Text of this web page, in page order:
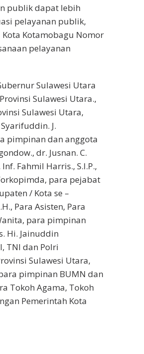
publik dapat lebih
pelayanan publik,
Kotamobagu Nomor
pelayanan
Sulawesi Utara
Sulawesi Utara.,
Sulawesi Utara,
J.
pimpinan dan anggota
dr. Jusnan. C.
Fahmil Harris., S.I.P.,
para pejabat
/ Kota se –
Para Asisten, Para
para pimpinan
Hi. Jainuddin
TNI dan Polri
Sulawesi Utara,
pimpinan BUMN dan
Tokoh Agama, Tokoh
Pemerintah Kota